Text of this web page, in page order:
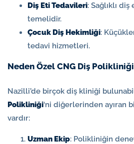
Diş Eti Tedavileri: Sağlıklı
temelidir.
Çocuk Diş Hekimliği:
tedavi hizmetleri.
Neden Özel CNG Diş
Nazilli’de birçok diş kliniği
Polikliniği‘ni diğerlerinden ayıran
vardır:
Uzman Ekip: Polikliniğin